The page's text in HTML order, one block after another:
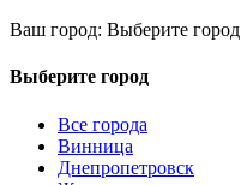
Ваш город: Выберите город
Выберите город
Все города
Винница
Днепропетровск